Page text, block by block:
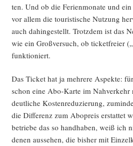
ten. Und ob die Feri­en­mo­na­te und
vor allem die tou­ris­ti­sche Nut­zung
auch dahin­ge­stellt. Trotz­dem ist das
wie ein Groß­ver­such, ob ticket­frei­er
funktioniert.
Das Ticket hat ja meh­re­re Aspek­te:
schon eine Abo-Kar­te im Nah­ver­kehr
deut­li­che Kos­ten­re­du­zie­rung,
die Dif­fe­renz zum Abo­preis erstat­tet
be­trie­be das so hand­ha­ben, weiß ich
denen aus­se­hen, die bis­her mit